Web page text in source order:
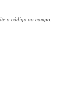
o código no campo.